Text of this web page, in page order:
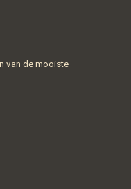
van de mooiste